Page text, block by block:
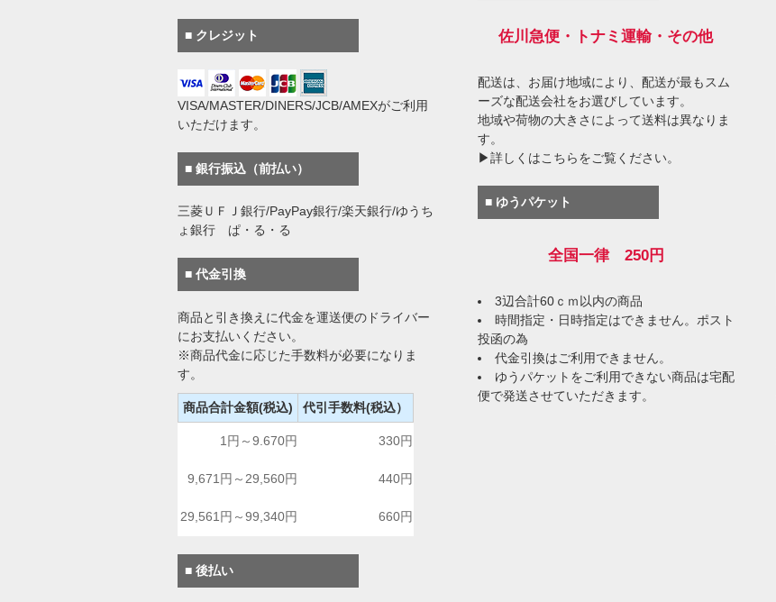
■ クレジット
VISA/MASTER/DINERS/JCB/AMEXがご利用
いただけます。
■ 銀行振込（前払い）
三菱ＵＦＪ銀行/PayPay銀行/楽天銀行/ゆうち
ょ銀行 ぱ・る・る
■ 代金引換
商品と引き換えに代金を運送便のドライバー
にお支払いください。
※商品代金に応じた手数料が必要になりま
す。
商品合計金額(税込) 代引手数料(税込）
1円～9.670円 330円
9,671円～29,560円 440円
29,561円～99,340円 660円
■ 後払い
佐川急便・トナミ運輸・その他
配送は、お届け地域により、配送が最もスム
ーズな配送会社をお選びしています。
地域や荷物の大きさによって送料は異なりま
す。
▶詳しくはこちらをご覧ください。
■ ゆうパケット
全国一律 250円
3辺合計60ｃｍ以内の商品
時間指定・日時指定はできません。ポスト
投函の為
代金引換はご利用できません。
ゆうパケットをご利用できない商品は宅配
便で発送させていただきます。